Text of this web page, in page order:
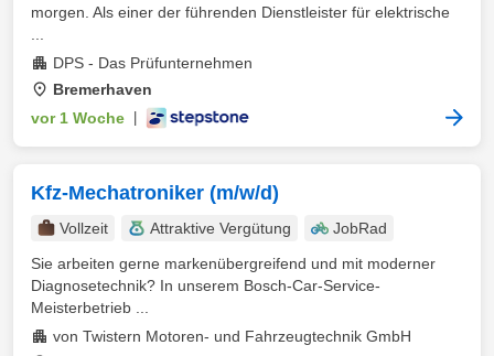
morgen. Als einer der führenden Dienstleister für elektrische
DPS - Das Prüfunternehmen
Bremerhaven
vor 1 Woche
Kfz-Mechatroniker (m/w/d)
Vollzeit Attraktive Vergütung
JobRad
Sie arbeiten gerne markenübergreifend und mit moderner
Diagnosetechnik? In unserem Bosch-Car-Service-
Meisterbetrieb ...
von Twistern Motoren- und Fahrzeugtechnik GmbH